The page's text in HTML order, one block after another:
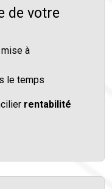
de votre
à
le temps
rentabilité